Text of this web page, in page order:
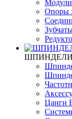
Опоры
ШПИНДЕЛИ
Цанги